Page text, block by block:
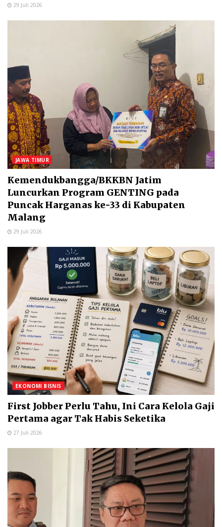
29 Juli 2026
JAWA TIMUR
Kemendukbangga/BKKBN Jatim
Luncurkan Program GENTING pada
Puncak Harganas ke-33 di Kabupaten
Malang
29 Juli 2026
EKONOMI BISNIS
First Jobber Perlu Tahu, Ini Cara Kelola Gaji
Pertama agar Tak Habis Seketika
27 Juli 2026